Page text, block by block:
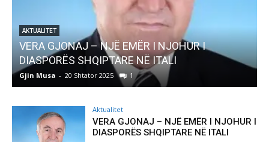
AKTUALITET
Pregaditi Gjin Musa-Rome- Shtator 2025
Gjin Musa - 8 Shtator 2025 0
Aktualitet
VERA GJONAJ – NJË EMËR I NJOHUR I
DIASPORËS SHQIPTARE NË ITALI